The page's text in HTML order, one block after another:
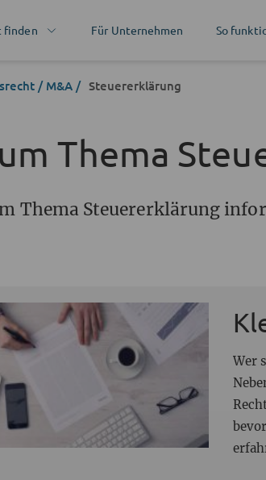
finden Für Unternehmen So
/ M&A Steuererklärung
Thema
Thema Steuererklärung
Wer